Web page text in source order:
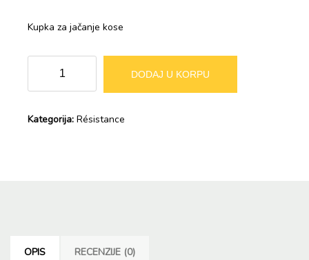
Kupka za jačanje kose
ARCHITECT
za
DODAJ U KORPU
Kategorija: Résistance
OPIS RECENZIJE (0)